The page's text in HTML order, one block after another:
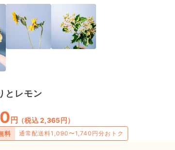
とレモン
円 （税込 2,365円）
料 通常配送料1,090〜1,740円分おトク